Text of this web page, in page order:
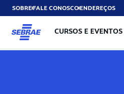
SOBREFALE CONOSCOENDEREÇOS
CURSOS E EVENTOS